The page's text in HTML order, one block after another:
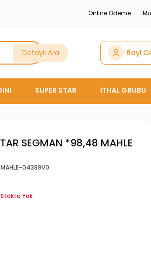
Online Ödeme
Detaylı Ara Bayi
SUPER STAR İTHAL GRUBU
SEGMAN *98,48 MAHLE
MAHLE-04389V0
Stokta Yok